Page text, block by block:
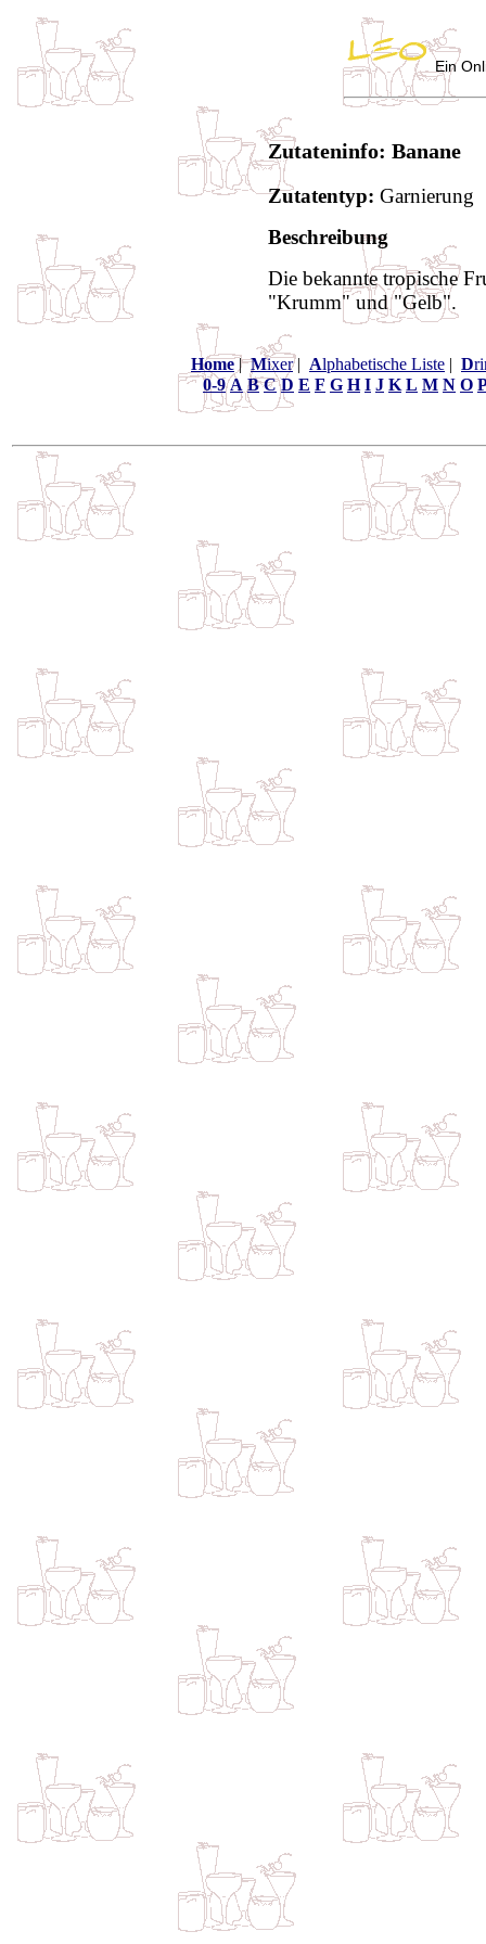
Ein
Zutateninfo: Banane
Zutatentyp: Garnierung
Beschreibung
Die bekannte tropische
"Krumm" und "Gelb".
Home|Mixer| Alphabetische Liste | D
0-9 A B C D E F G H I J K L M N O